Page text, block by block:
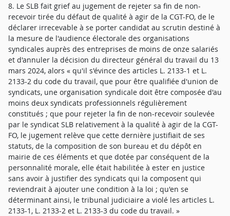
8. Le SLB fait grief au jugement de rejeter sa fin de non-
recevoir tirée du défaut de qualité à agir de la CGT-FO, de le
déclarer irrecevable à se porter candidat au scrutin destiné à
la mesure de l'audience électorale des organisations
syndicales auprès des entreprises de moins de onze salariés
et d'annuler la décision du directeur général du travail du 13
mars 2024, alors « qu'il s'évince des articles L. 2133-1 et L.
2133-2 du code du travail, que pour être qualifiée d'union de
syndicats, une organisation syndicale doit être composée d'au
moins deux syndicats professionnels régulièrement
constitués ; que pour rejeter la fin de non-recevoir soulevée
par le syndicat SLB relativement à la qualité à agir de la CGT-
FO, le jugement relève que cette dernière justifiait de ses
statuts, de la composition de son bureau et du dépôt en
mairie de ces éléments et que dotée par conséquent de la
personnalité morale, elle était habilitée à ester en justice
sans avoir à justifier des syndicats qui la composent qui
reviendrait à ajouter une condition à la loi ; qu'en se
déterminant ainsi, le tribunal judiciaire a violé les articles L.
2133-1, L. 2133-2 et L. 2133-3 du code du travail. »